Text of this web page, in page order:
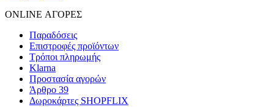
ONLINE ΑΓΟΡΕΣ
Παραδόσεις
Επιστροφές προϊόντων
Τρόποι πληρωμής
Klarna
Προστασία αγορών
Άρθρο 39
Δωροκάρτες SHOPFLIX